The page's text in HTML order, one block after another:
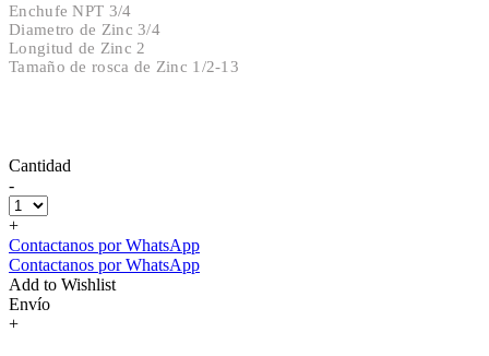
Enchufe NPT 3/4
Diametro de Zinc 3/4
Longitud de Zinc 2
Tamaño de rosca de Zinc 1/2-13
Cantidad
-
+
Contactanos por WhatsApp
Contactanos por WhatsApp
Add to Wishlist
Envío
+